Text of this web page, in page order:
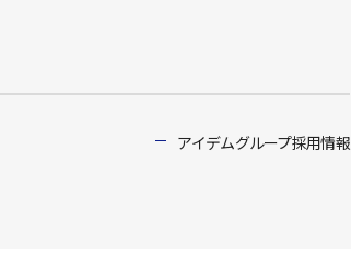
アイデムグループ採用情報